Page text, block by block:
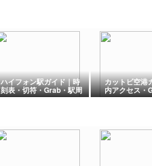
ハイフォン駅ガイド｜時
刻表・切符・Grab・駅周
辺を実際に利用して紹介
カットビ空港
内アクセス・
カルバス・空